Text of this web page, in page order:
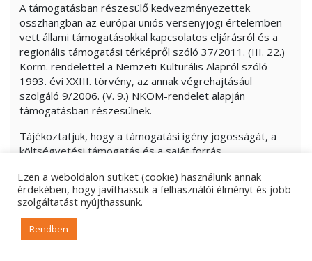
A támogatásban részesülő kedvezményezettek
összhangban az európai uniós versenyjogi értelemben
vett állami támogatásokkal kapcsolatos eljárásról és a
regionális támogatási térképről szóló 37/2011. (III. 22.)
Korm. rendelettel a Nemzeti Kulturális Alapról szóló
1993. évi XXIII. törvény, az annak végrehajtásául
szolgáló 9/2006. (V. 9.) NKÖM-rendelet alapján
támogatásban részesülnek.
Tájékoztatjuk, hogy a támogatási igény jogosságát, a
költségvetési támogatás és a saját forrás
szerződésben meghatározott szervek ellenőrizhetik. A
támogatás felhasználásával kapcsolatos ellenőrzés-
tűrési és adatszolgáltatási kötelezettségére vonatkozó
további szabályokat az államháztartásról szóló törvény
(Áht.) 54. §-a, továbbá az államháztartásról szóló
Ezen a weboldalon sütiket (cookie) használunk annak
érdekében, hogy javíthassuk a felhasználói élményt és jobb
szolgáltatást nyújthassunk.
Rendben